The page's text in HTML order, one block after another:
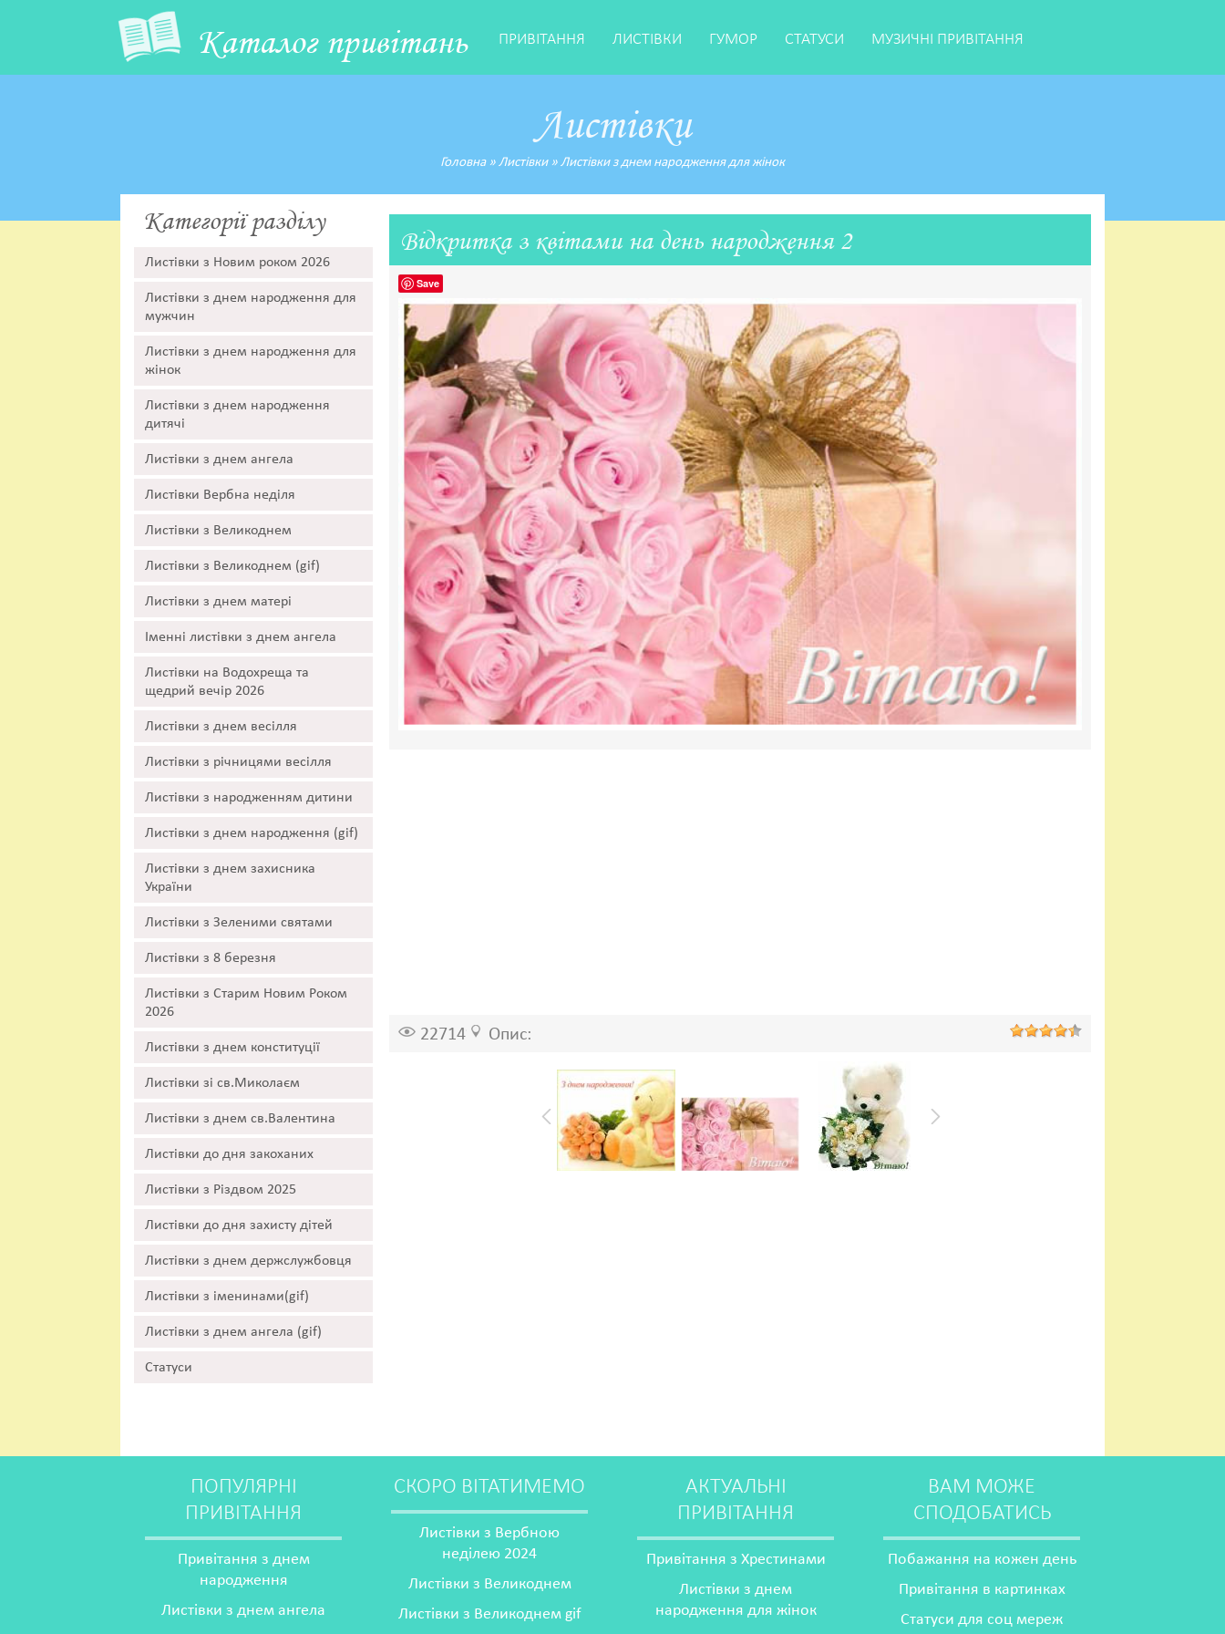
Каталог привітань ПРИВІТАННЯ ЛИСТІВКИ ГУМОР СТАТУСИ МУЗИЧНІ ПРИВІТАННЯ
Листівки
Головна» Листівки» Листівки з днем народження для жінок
Категорії разділу
Листівки з Новим роком 2026
Листівки з днем народження для
мужчин
Листівки з днем народження для
жінок
Листівки з днем народження
дитячі
Листівки з днем ангела
Листівки Вербна неділя
Листівки з Великоднем
Листівки з Великоднем (gif)
Листівки з днем матері
Іменні листівки з днем ангела
Листівки на Водохреща та
щедрий вечір 2026
Листівки з днем весілля
Листівки з річницями весілля
Листівки з народженням дитини
Листівки з днем народження (gif)
Листівки з днем захисника
України
Листівки з Зеленими святами
Листівки з 8 березня
Листівки з Старим Новим Роком
2026
Листівки з днем конституції
Листівки зі св.Миколаєм
Листівки з днем св.Валентина
Листівки до дня закоханих
Листівки з Різдвом 2025
Листівки до дня захисту дітей
Листівки з днем держслужбовця
Листівки з іменинами(gif)
Листівки з днем ангела (gif)
Статуси
Відкритка з квітами на день народження 2
Save
22714 Опис:
ПОПУЛЯРНІ
ПРИВІТАННЯ
Привітання з днем
народження
Листівки з днем ангела
СКОРО ВІТАТИМЕМО
Листівки з Вербною
неділею 2024
Листівки з Великоднем
Листівки з Великоднем gif
АКТУАЛЬНІ
ПРИВІТАННЯ
Привітання з Хрестинами
Листівки з днем
народження для жінок
ВАМ МОЖЕ
СПОДОБАТИСЬ
Побажання на кожен день
Привітання в картинках
Статуси для соц мереж